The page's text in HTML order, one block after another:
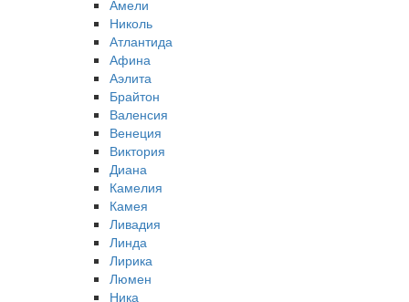
Амели
Николь
Атлантида
Афина
Аэлита
Брайтон
Валенсия
Венеция
Виктория
Диана
Камелия
Камея
Ливадия
Линда
Лирика
Люмен
Ника